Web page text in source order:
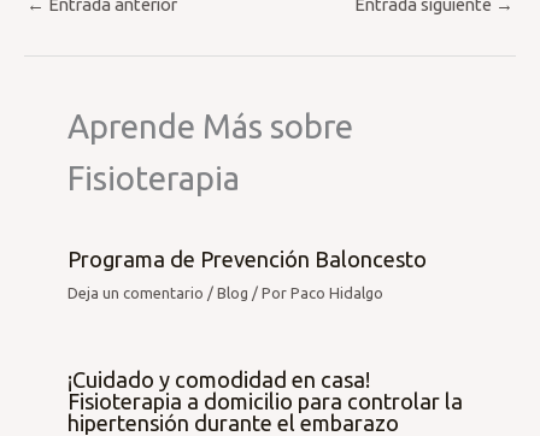
← Entrada anterior Entrada siguiente →
Aprende Más sobre
Fisioterapia
Programa de Prevención Baloncesto
Deja un comentario /Blog / PorPaco Hidalgo
¡Cuidado y comodidad en casa!
Fisioterapia a domicilio para controlar la
hipertensión durante el embarazo